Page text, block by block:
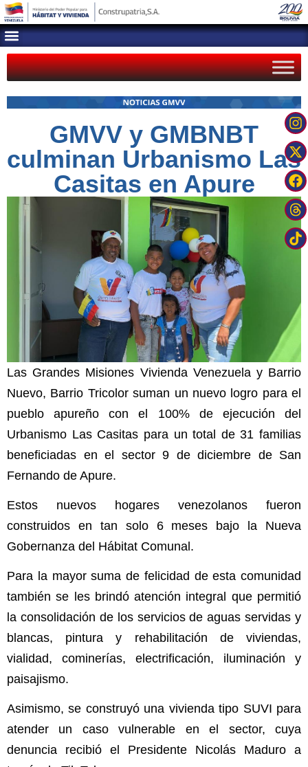
GMVV y GMBNBT
culminan Urbanismo Las
Casitas en Apure
Las Grandes Misiones Vivienda Venezuela y Barrio
Nuevo, Barrio Tricolor suman un nuevo logro para el
pueblo apureño con el 100% de ejecución del
Urbanismo Las Casitas para un total de 31 familias
beneficiadas en el sector 9 de diciembre de San
Fernando de Apure.
Estos nuevos hogares venezolanos fueron
construidos en tan solo 6 meses bajo la Nueva
Gobernanza del Hábitat Comunal.
Para la mayor suma de felicidad de esta comunidad
también se les brindó atención integral que permitió
la consolidación de los servicios de aguas servidas y
blancas, pintura y rehabilitación de viviendas,
vialidad, cominerías, electrificación, iluminación y
paisajismo.
Asimismo, se construyó una vivienda tipo SUVI para
atender un caso vulnerable en el sector, cuya
denuncia recibió el Presidente Nicolás Maduro a